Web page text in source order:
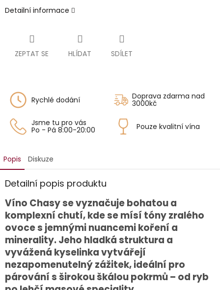
Detailní informace
ZEPTAT SE HLÍDAT SDÍLET
Rychlé dodání Doprava zdarma nad
3000kč
Jsme tu pro vás
Po - Pá 8:00-20:00 Pouze kvalitní vína
Popis Diskuze
Detailní popis produktu
Víno Chasy se vyznačuje bohatou a
komplexní chutí, kde se mísí tóny zralého
ovoce s jemnými nuancemi koření a
minerality. Jeho hladká struktura a
vyvážená kyselinka vytvářejí
nezapomenutelný zážitek, ideální pro
párování s širokou škálou pokrmů – od ryb